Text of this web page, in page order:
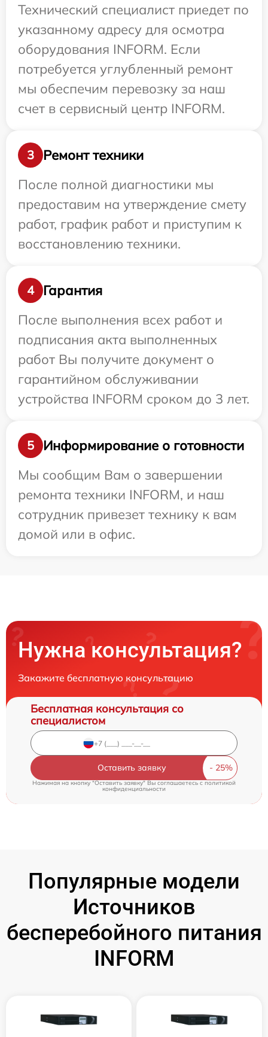
Технический специалист приедет по
указанному адресу для осмотра
оборудования INFORM. Если
потребуется углубленный ремонт
мы обеспечим перевозку за наш
счет в сервисный центр INFORM.
3
Ремонт техники
После полной диагностики мы
предоставим на утверждение смету
работ, график работ и приступим к
восстановлению техники.
4
Гарантия
После выполнения всех работ и
подписания акта выполненных
работ Вы получите документ о
гарантийном обслуживании
устройства INFORM сроком до 3 лет.
5
Информирование о готовности
Мы сообщим Вам о завершении
ремонта техники INFORM, и наш
сотрудник привезет технику к вам
домой или в офис.
Нужна консультация?
Закажите бесплатную консультацию
Бесплатная консультация со
специалистом
Оставить заявку
Нажимая на кнопку "Оставить заявку" Вы соглашаетесь cполитикой
конфиденциальности
Популярные модели
Источников
бесперебойного питания
INFORM